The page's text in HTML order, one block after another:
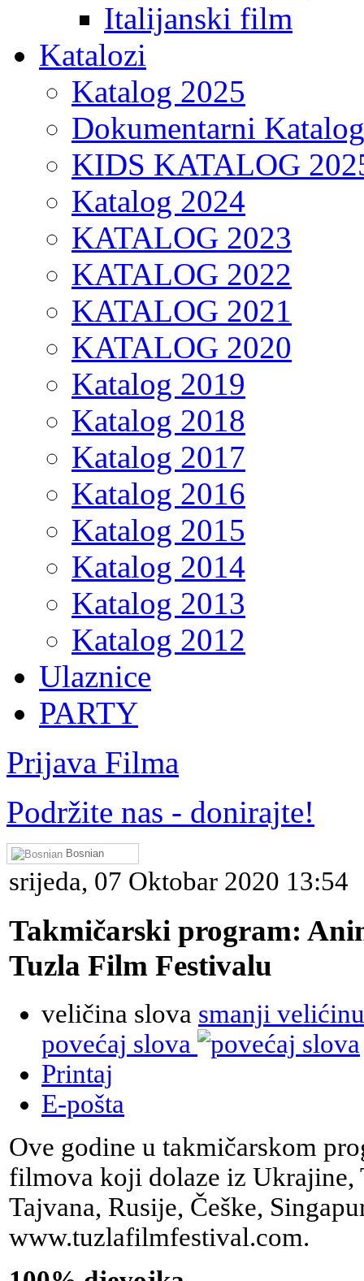
Italijanski film
Katalozi
Katalog 2025
Dokumentarni Katalog
KIDS KATALOG
Katalog 2024
KATALOG 2023
KATALOG 2022
KATALOG 2021
KATALOG 2020
Katalog 2019
Katalog 2018
Katalog 2017
Katalog 2016
Katalog 2015
Katalog 2014
Katalog 2013
Katalog 2012
Ulaznice
PARTY
Prijava Filma
Podržite nas - donirajte!
Bosnian
srijeda, 07 Oktobar 2020 13:54
Takmičarski program:
Tuzla Film Festivalu
veličina slova smanji
povećaj slova
Printaj
E-pošta
Ove godine u takmičarskom
filmova koji dolaze iz Ukrajine,
Tajvana, Rusije, Češke,
www.tuzlafilmfestival.com.